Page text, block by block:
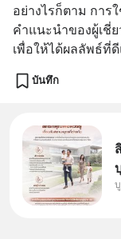
อย่างไรก็ตาม กา
คำแนะนำของผู้เ
เพื่อให้ได้ผลลัพธ์ที่
บันทึก